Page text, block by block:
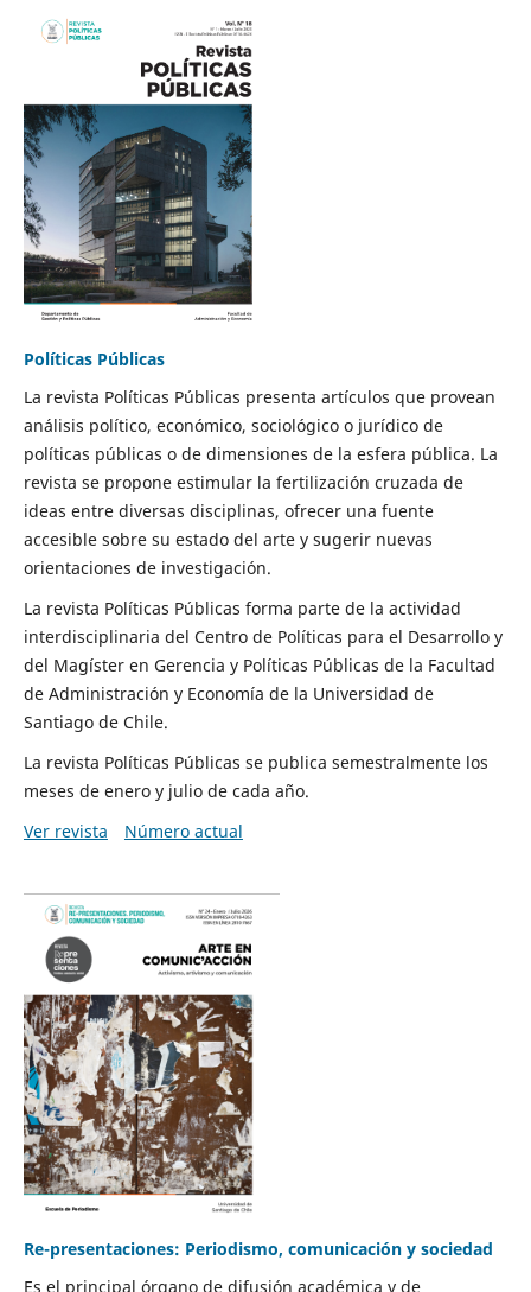
Políticas Públicas
La revista Políticas Públicas presenta artículos que provean
análisis político, económico, sociológico o jurídico de
políticas públicas o de dimensiones de la esfera pública. La
revista se propone estimular la fertilización cruzada de
ideas entre diversas disciplinas, ofrecer una fuente
accesible sobre su estado del arte y sugerir nuevas
orientaciones de investigación.
La revista Políticas Públicas forma parte de la actividad
interdisciplinaria del Centro de Políticas para el Desarrollo y
del Magíster en Gerencia y Políticas Públicas de la Facultad
de Administración y Economía de la Universidad de
Santiago de Chile.
La revista Políticas Públicas se publica semestralmente los
meses de enero y julio de cada año.
Ver revista
Número actual
Re-presentaciones: Periodismo, comunicación y sociedad
Es el principal órgano de difusión académica y de